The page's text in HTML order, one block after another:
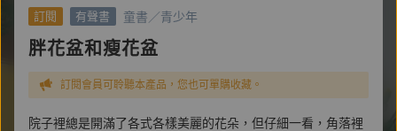
訂閱 有聲書 童書／青少年
胖花盆和瘦花盆
訂閱會員可聆聽本產品，您也可單購收藏。
院子裡總是開滿了各式各樣美麗的花朵，但仔細一看，角落裡